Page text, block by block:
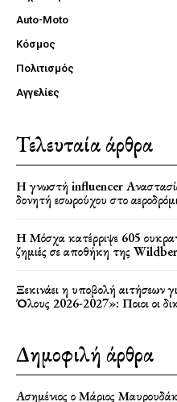
Auto-Moto
Κόσμος
Πολιτισμός
Αγγελίες
Τελευταία άρθρα
Η γνωστή influencer
δονητή εσωρούχου στο
Η Μόσχα κατέρριψε 605
ζημιές σε αποθήκη της
Ξεκινάει η υποβολή αιτήσεων
Όλους 2026-2027»: Ποιοι οι
Δημοφιλή άρθρα
Ασημένιος ο Μάριος